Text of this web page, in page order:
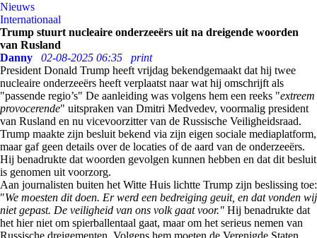
Nieuws
Internationaal
Trump stuurt nucleaire onderzeeërs uit na dreigende woorden
van Rusland
Danny
02-08-2025 06:35
print
President Donald Trump heeft vrijdag bekendgemaakt dat hij twee
nucleaire onderzeeërs heeft verplaatst naar wat hij omschrijft als
"passende regio’s" De aanleiding was volgens hem een reeks "extreem
provocerende" uitspraken van Dmitri Medvedev, voormalig president
van Rusland en nu vicevoorzitter van de Russische Veiligheidsraad.
Trump maakte zijn besluit bekend via zijn eigen sociale mediaplatform,
maar gaf geen details over de locaties of de aard van de onderzeeërs.
Hij benadrukte dat woorden gevolgen kunnen hebben en dat dit besluit
is genomen uit voorzorg.
Aan journalisten buiten het Witte Huis lichtte Trump zijn beslissing toe:
"We moesten dit doen. Er werd een bedreiging geuit, en dat vonden wij
niet gepast. De veiligheid van ons volk gaat voor." Hij benadrukte dat
het hier niet om spierballentaal gaat, maar om het serieus nemen van
Russische dreigementen. Volgens hem moeten de Verenigde Staten